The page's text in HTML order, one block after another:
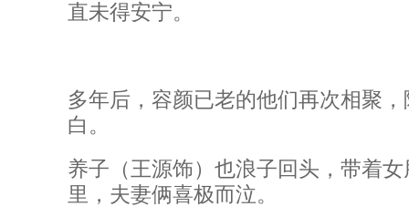
直未得安宁。
多年后，容颜已老的他们再次相聚
白。
养子（王源饰）也浪子回头，带着
里，夫妻俩喜极而泣。